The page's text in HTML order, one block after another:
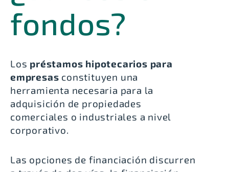
Los préstamos hipotecarios para
empresas constituyen una
herramienta necesaria para la
adquisición de propiedades
comerciales o industriales a nivel
corporativo.
Las opciones de financiación discurren